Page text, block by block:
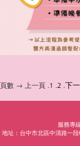
頁數 → 上一頁 .1 .2 .下
服務專
地址：台中市北區中清路一